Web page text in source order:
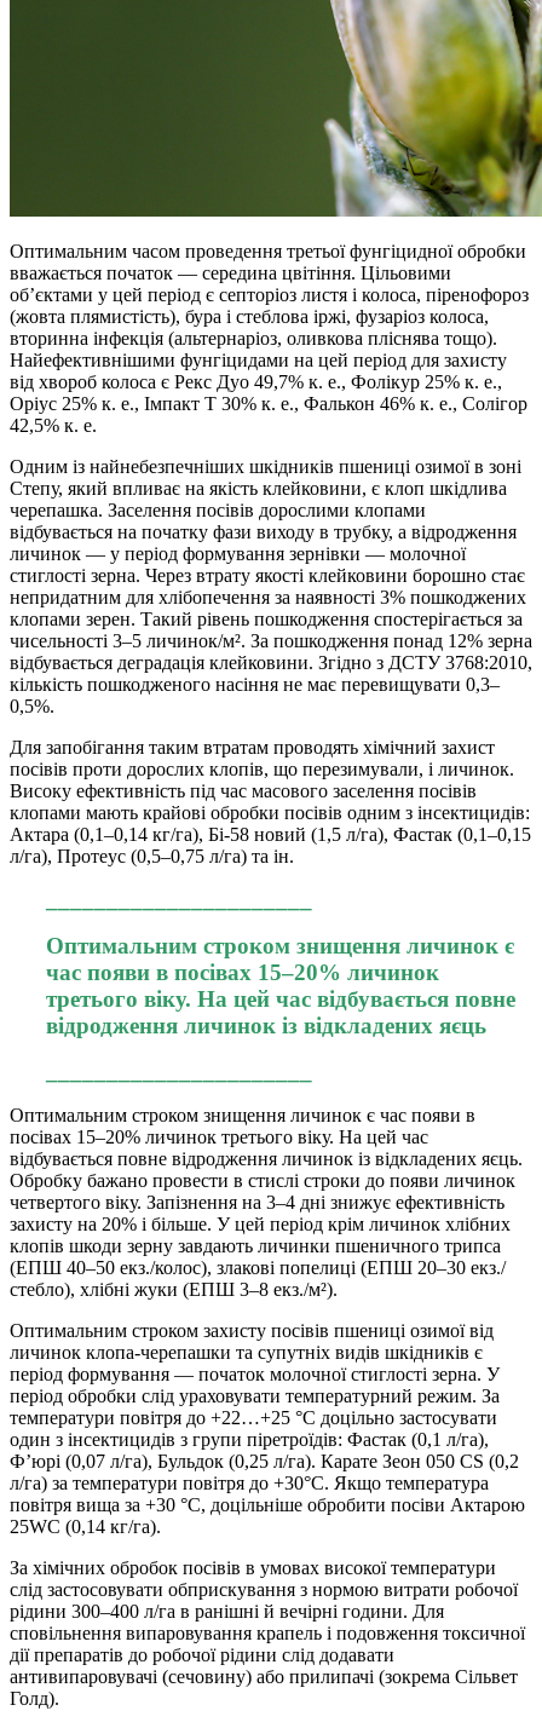
Оптимальним часом проведення третьої фунгіцидної обробки
вважається початок — середина цвітіння. Цільовими
об’єктами у цей період є септоріоз листя і колоса, піренофороз
(жовта плямистість), бура і стеблова іржі, фузаріоз колоса,
вторинна інфекція (альтернаріоз, оливкова пліснява тощо).
Найефективнішими фунгіцидами на цей період для захисту
від хвороб колоса є Рекс Дуо 49,7% к. е., Фолікур 25% к. е.,
Оріус 25% к. е., Імпакт Т 30% к. е., Фалькон 46% к. е., Солігор
42,5% к. е.
Одним із найнебезпечніших шкідників пшениці озимої в зоні
Степу, який впливає на якість клейковини, є клоп шкідлива
черепашка. Заселення посівів дорослими клопами
відбувається на початку фази виходу в трубку, а відродження
личинок — у період формування зернівки — молочної
стиглості зерна. Через втрату якості клейковини борошно стає
непридатним для хлібопечення за наявності 3% пошкоджених
клопами зерен. Такий рівень пошкодження спостерігається за
чисельності 3–5 личинок/м². За пошкодження понад 12% зерна
відбувається деградація клейковини. Згідно з ДСТУ 3768:2010,
кількість пошкодженого насіння не має перевищувати 0,3–
0,5%.
Для запобігання таким втратам проводять хімічний захист
посівів проти дорослих клопів, що перезимували, і личинок.
Високу ефективність під час масового заселення посівів
клопами мають крайові обробки посівів одним з інсектицидів:
Актара (0,1–0,14 кг/га), Бі-58 новий (1,5 л/га), Фастак (0,1–0,15
л/га), Протеус (0,5–0,75 л/га) та ін.
Оптимальним строком знищення личинок є
час появи в посівах 15–20% личинок
третього віку. На цей час відбувається повне
відродження личинок із відкладених яєць
Оптимальним строком знищення личинок є час появи в
посівах 15–20% личинок третього віку. На цей час
відбувається повне відродження личинок із відкладених яєць.
Обробку бажано провести в стислі строки до появи личинок
четвертого віку. Запізнення на 3–4 дні знижує ефективність
захисту на 20% і більше. У цей період крім личинок хлібних
клопів шкоди зерну завдають личинки пшеничного трипса
(ЕПШ 40–50 екз./колос), злакові попелиці (ЕПШ 20–30 екз./
стебло), хлібні жуки (ЕПШ 3–8 екз./м²).
Оптимальним строком захисту посівів пшениці озимої від
личинок клопа-черепашки та супутніх видів шкідників є
період формування — початок молочної стиглості зерна. У
період обробки слід ураховувати температурний режим. За
температури повітря до +22…+25 °С доцільно застосувати
один з інсектицидів з групи піретроїдів: Фастак (0,1 л/га),
Ф’юрі (0,07 л/га), Бульдок (0,25 л/га). Карате Зеон 050 CS (0,2
л/га) за температури повітря до +30°С. Якщо температура
повітря вища за +30 °С, доцільніше обробити посіви Актарою
25WC (0,14 кг/га).
За хімічних обробок посівів в умовах високої температури
слід застосовувати обприскування з нормою витрати робочої
рідини 300–400 л/га в ранішні й вечірні години. Для
сповільнення випаровування крапель і подовження токсичної
дії препаратів до робочої рідини слід додавати
антивипаровувачі (сечовину) або прили­­пачі (зокрема Сільвет
Голд).